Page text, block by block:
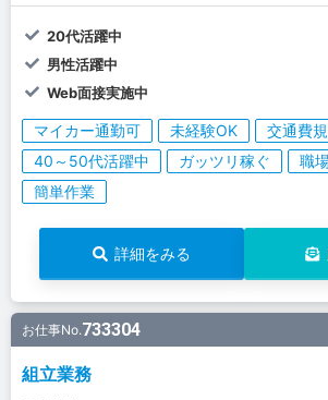
20代活躍中
男性活躍中
Web面接実施中
マイカー通勤可 未経験OK
交通費
40～50代活躍中
ガッツリ稼ぐ
職
簡単作業
詳細をみる
お仕事No.733304
組立業務